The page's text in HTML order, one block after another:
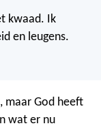
kwaad. Ik
en leugens.
maar God heeft
wat er nu